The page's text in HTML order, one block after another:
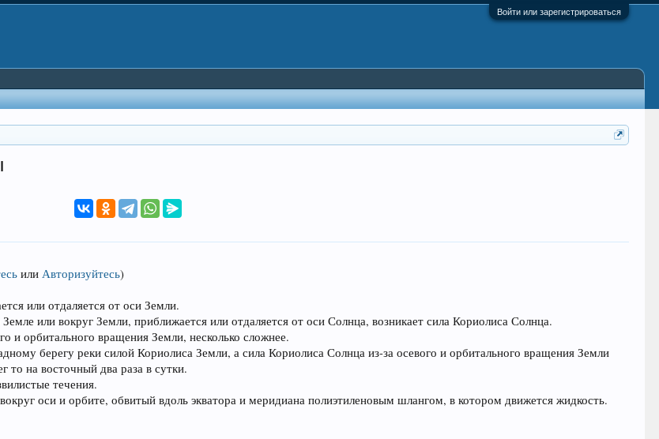
Войти или зарегистрироваться
илиАвторизуйтесь)
или отдаляется от оси Земли.
или вокруг Земли, приближается или отдаляется от оси Солнца, возникает сила Кориолиса Солнца.
и орбитального вращения Земли, несколько сложнее.
берегу реки силой Кориолиса Земли, а сила Кориолиса Солнца из-за осевого и орбитального вращения Земли
то на восточный два раза в сутки.
течения.
оси и орбите, обвитый вдоль экватора и меридиана полиэтиленовым шлангом, в котором движется жидкость.